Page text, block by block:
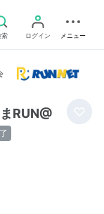
索
ログイン メニュー
RUN@